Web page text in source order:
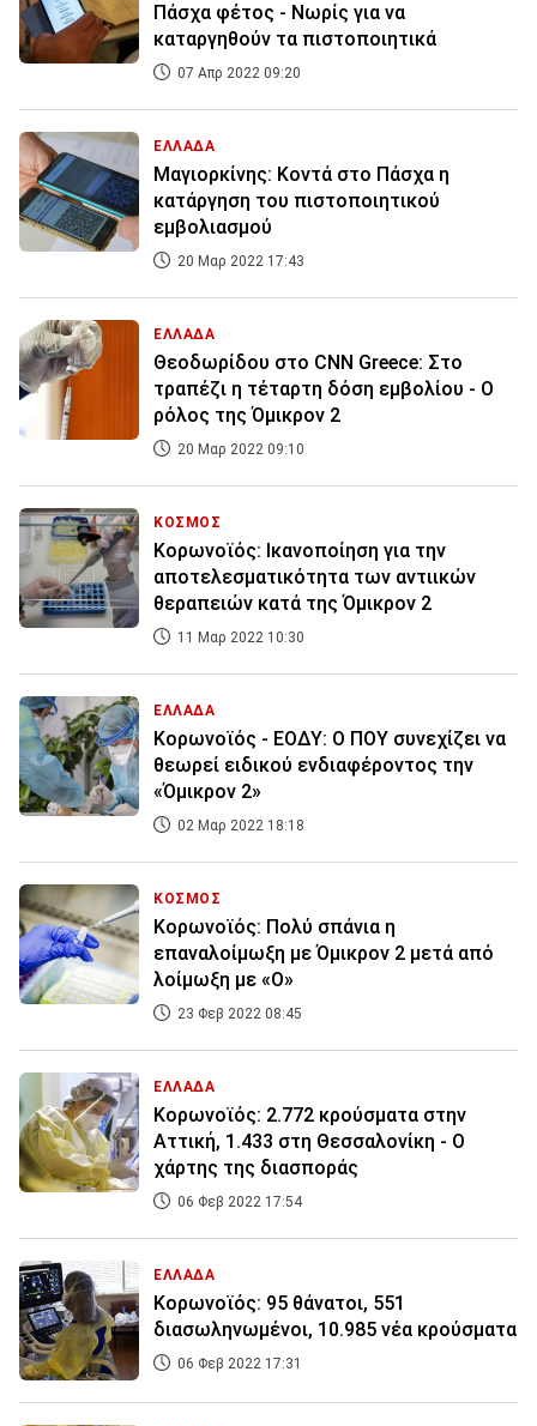
Πάσχα φέτος - Νωρίς για να
καταργηθούν τα πιστοποιητικά
07 Απρ 2022 09:20
ΕΛΛΑΔΑ
Mαγιορκίνης: Κοντά στο Πάσχα η
κατάργηση του πιστοποιητικού
εμβολιασμού
20 Μαρ 2022 17:43
ΕΛΛΑΔΑ
Θεοδωρίδου στο CNN Greece: Στο
τραπέζι η τέταρτη δόση εμβολίου - Ο
ρόλος της Όμικρον 2
20 Μαρ 2022 09:10
ΚΟΣΜΟΣ
Κορωνοϊός: Ικανοποίηση για την
αποτελεσματικότητα των αντιικών
θεραπειών κατά της Όμικρον 2
11 Μαρ 2022 10:30
ΕΛΛΑΔΑ
Κορωνοϊός - ΕΟΔΥ: Ο ΠΟΥ συνεχίζει να
θεωρεί ειδικού ενδιαφέροντος την
«Όμικρον 2»
02 Μαρ 2022 18:18
ΚΟΣΜΟΣ
Κορωνοϊός: Πολύ σπάνια η
επαναλοίμωξη με Όμικρον 2 μετά από
λοίμωξη με «Ο»
23 Φεβ 2022 08:45
ΕΛΛΑΔΑ
Κορωνοϊός: 2.772 κρούσματα στην
Αττική, 1.433 στη Θεσσαλονίκη - Ο
χάρτης της διασποράς
06 Φεβ 2022 17:54
ΕΛΛΑΔΑ
Κορωνοϊός: 95 θάνατοι, 551
διασωληνωμένοι, 10.985 νέα κρούσματα
06 Φεβ 2022 17:31